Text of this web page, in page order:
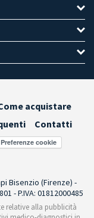
acquistare
Contatti
Preferenze cookie
Bisenzio (Firenze) -
- P.IVA: 01812000485
relative alla pubblicità